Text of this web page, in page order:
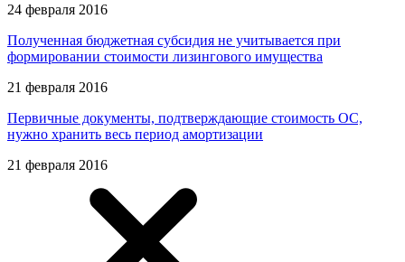
24 февраля 2016
Полученная бюджетная субсидия не учитывается при
формировании стоимости лизингового имущества
21 февраля 2016
Первичные документы, подтверждающие стоимость ОС,
нужно хранить весь период амортизации
21 февраля 2016